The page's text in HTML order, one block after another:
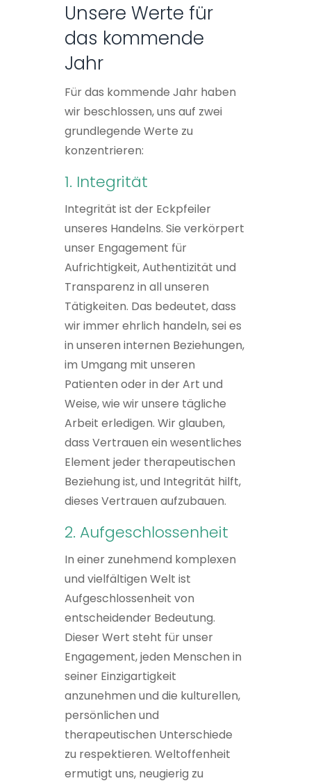
Unsere Werte für
das kommende
Jahr
Für das kommende Jahr haben
wir beschlossen, uns auf zwei
grundlegende Werte zu
konzentrieren:
1. Integrität
Integrität ist der Eckpfeiler
unseres Handelns. Sie verkörpert
unser Engagement für
Aufrichtigkeit, Authentizität und
Transparenz in all unseren
Tätigkeiten. Das bedeutet, dass
wir immer ehrlich handeln, sei es
in unseren internen Beziehungen,
im Umgang mit unseren
Patienten oder in der Art und
Weise, wie wir unsere tägliche
Arbeit erledigen. Wir glauben,
dass Vertrauen ein wesentliches
Element jeder therapeutischen
Beziehung ist, und Integrität hilft,
dieses Vertrauen aufzubauen.
2. Aufgeschlossenheit
In einer zunehmend komplexen
und vielfältigen Welt ist
Aufgeschlossenheit von
entscheidender Bedeutung.
Dieser Wert steht für unser
Engagement, jeden Menschen in
seiner Einzigartigkeit
anzunehmen und die kulturellen,
persönlichen und
therapeutischen Unterschiede
zu respektieren. Weltoffenheit
ermutigt uns, neugierig zu